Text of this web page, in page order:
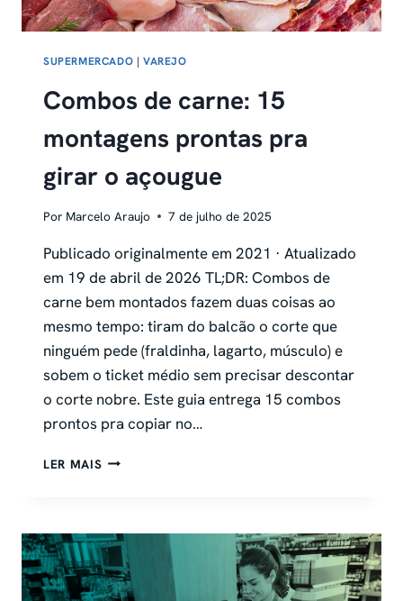
SUPERMERCADO | VAREJO
Combos de carne: 15
montagens prontas pra
girar o açougue
Por Marcelo Araujo 7 de julho de 2025
Publicado originalmente em 2021 · Atualizado
em 19 de abril de 2026 TL;DR: Combos de
carne bem montados fazem duas coisas ao
mesmo tempo: tiram do balcão o corte que
ninguém pede (fraldinha, lagarto, músculo) e
sobem o ticket médio sem precisar descontar
o corte nobre. Este guia entrega 15 combos
prontos pra copiar no…
LER MAIS COMBOS
MONTAGENS
PRONTAS
PRA
GIRAR